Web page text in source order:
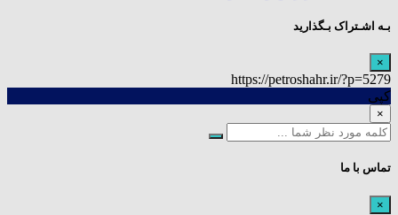
بـه اشـتراک بـگذارید
×
https://petroshahr.ir/?p=5279
کپی
×
تماس با ما
×